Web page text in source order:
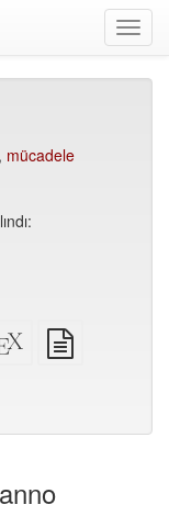
, mücadele
XeLaTeX
kaynak